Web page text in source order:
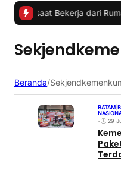
saat Bekerja dari Rumah|
Beranda/
BATAM
•
29